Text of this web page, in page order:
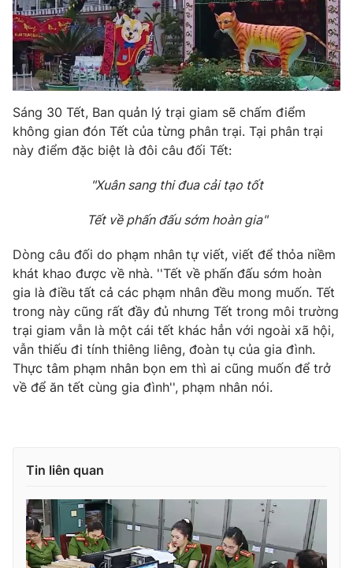
VTV Sức khoẻ Bất động sản
Thị trường 24h Tấm lòng Việt
VTV4 Vươn mình bằng AI
VTV9 VTV8
THỜI BÁO VTV
Theo dõi báo trên
cấp ngày 29/12/2023
Phó Tổng Biên tập:Nguyễn Thị Mỹ Hạnh, Phạm Quốc Thắng,
Nguyễn Trọng Ninh
Tổng đài VTV:024.38 355 931 - 024.38 355 932
Sáng 30 Tết, Ban quản lý trại giam sẽ chấm điểm
không gian đón Tết của từng phân trại. Tại phân trại
này điểm đặc biệt là đôi câu đối Tết:
"Xuân sang thi đua cải tạo tốt
Tết về phấn đấu sớm hoàn gia"
Dòng câu đối do phạm nhân tự viết, viết để thỏa niềm
khát khao được về nhà. ''Tết về phấn đấu sớm hoàn
gia là điều tất cả các phạm nhân đều mong muốn. Tết
trong này cũng rất đầy đủ nhưng Tết trong môi trường
trại giam vẫn là một cái tết khác hẳn với ngoài xã hội,
vẫn thiếu đi tính thiêng liêng, đoàn tụ của gia đình.
Thực tâm phạm nhân bọn em thì ai cũng muốn để trở
về để ăn tết cùng gia đình'', phạm nhân nói.
Tin liên quan